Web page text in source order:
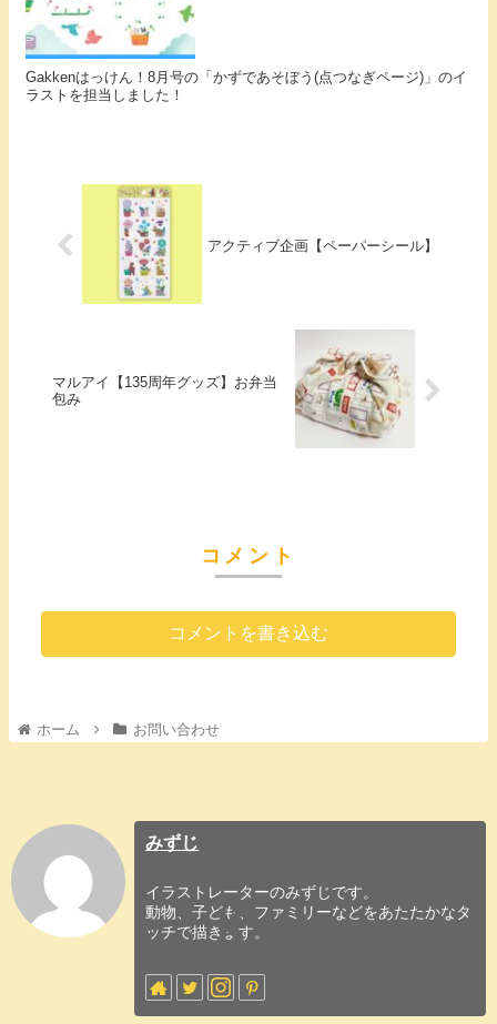
Gakkenはっけん！8月号の「かずであそぼう(点つなぎページ)」のイ
ラストを担当しました！
アクティブ企画【ペーパーシール】
マルアイ【135周年グッズ】お弁当
包み
コメント
コメントを書き込む
ホーム お問い合わせ
みずじ
イラストレーターのみずじです。
動物、子ども、ファミリーなどをあたたかなタ
ッチで描きます。